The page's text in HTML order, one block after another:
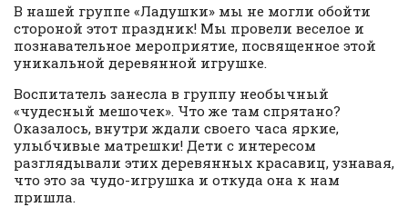
В нашей группе «Ладушки» мы не могли обойти
стороной этот праздник! Мы провели веселое и
познавательное мероприятие, посвященное этой
уникальной деревянной игрушке.
Воспитатель занесла в группу необычный
«чудесный мешочек». Что же там спрятано?
Оказалось, внутри ждали своего часа яркие,
улыбчивые матрешки! Дети с интересом
разглядывали этих деревянных красавиц, узнавая,
что это за чудо-игрушка и откуда она к нам
пришла.